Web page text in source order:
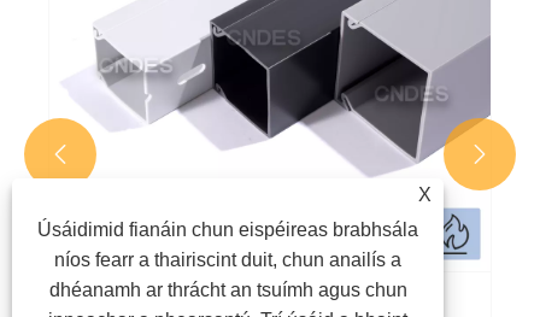
 
X
Úsáidimid fianáin chun eispéireas brabhsála
níos fearr a thairiscint duit, chun anailís a
dhéanamh ar thrácht an tsuímh agus chun